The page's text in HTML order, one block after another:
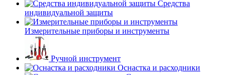
Средства
индивидуальной защиты
Измерительные приборы и инструменты
Ручной инструмент
Оснастка и расходники